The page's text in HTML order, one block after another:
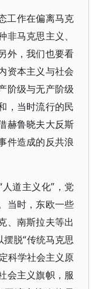
工作在偏离马克
马克思主义、
外，我们也要看
资本主义与社会
阶级与无产阶级
，当时流行的民
赫鲁晓夫大反斯
件造成的反共浪
道主义化”，党
当时，东欧一些
、南斯拉夫等出
脱“传统马克思
科学社会主义原
会主义旗帜，服